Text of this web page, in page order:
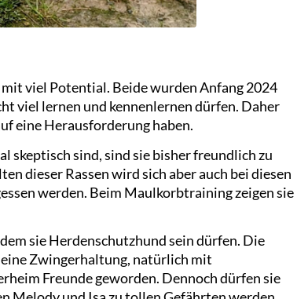
viel Potential. Beide wurden Anfang 2024
viel lernen und kennenlernen dürfen. Daher
eine Herausforderung haben.
skeptisch sind, sind sie bisher freundlich zu
dieser Rassen wird sich aber auch bei diesen
werden. Beim Maulkorbtraining zeigen sie
sie Herdenschutzhund sein dürfen. Die
Zwingerhaltung, natürlich mit
Freunde geworden. Dennoch dürfen sie